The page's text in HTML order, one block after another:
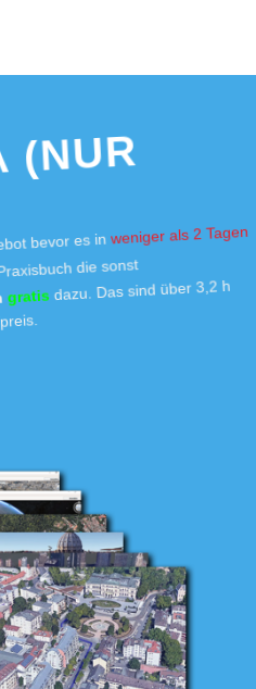
(NUR
bevor es inweniger als 2 Tagen
die sonst
gratisdazu. Das sind über 3,2 h